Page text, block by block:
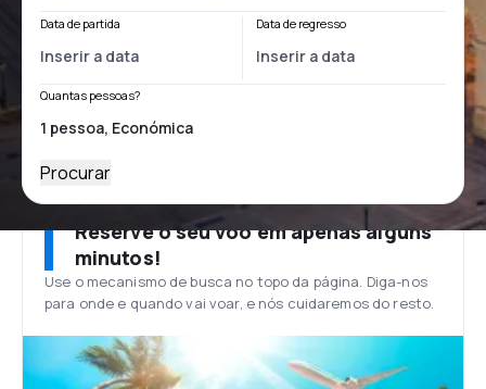
Data de partida Data de regresso
Quantas pessoas?
Procurar
Reserve o seu voo em apenas alguns
minutos!
Use o mecanismo de busca no topo da página. Diga-nos
para onde e quando vai voar, e nós cuidaremos do resto.